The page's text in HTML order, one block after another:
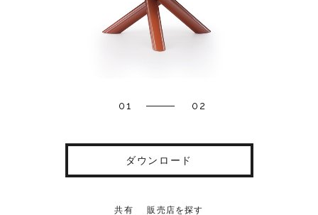
01 02
ダウンロード
共有 販売店を探す